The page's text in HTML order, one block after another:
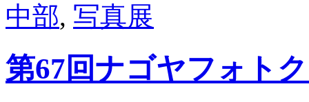
中部, 写真展
第67回ナゴヤフォト